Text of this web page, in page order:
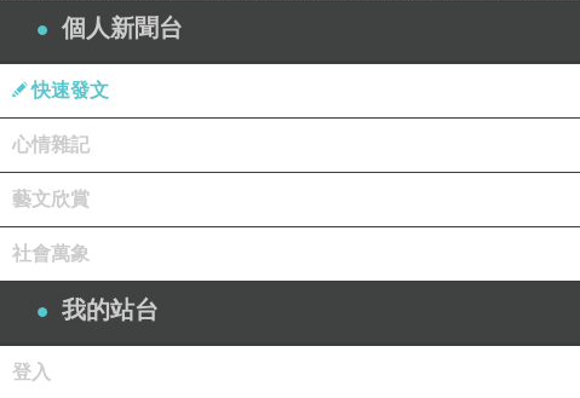
個人新聞台
快速發文
心情雜記
藝文欣賞
社會萬象
我的站台
登入